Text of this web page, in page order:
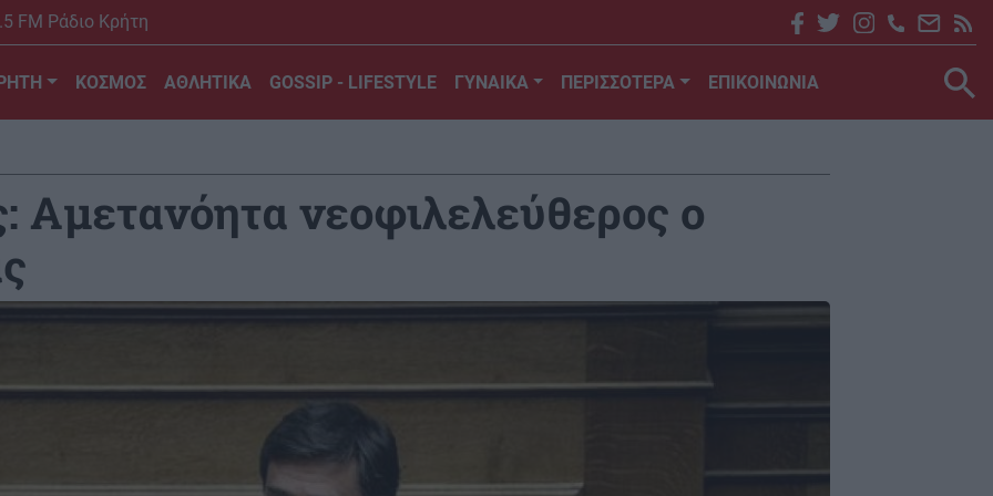
FM Ράδιο Κρήτη
ΚΟΣΜΟΣ ΑΘΛΗΤΙΚΑ GOSSIP - LIFESTYLE ΓΥΝΑΙΚΑ ΠΕΡΙΣΣΟΤΕΡΑ ΕΠΙΚΟΙΝΩΝΙΑ
Αμετανόητα νεοφιλελεύθερος ο